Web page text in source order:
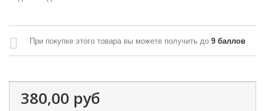
При покупке этого товара вы можете получить до 9 баллов
380,00 руб